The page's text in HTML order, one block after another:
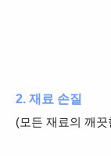
2. 재료 손질
(모든 재료의 깨